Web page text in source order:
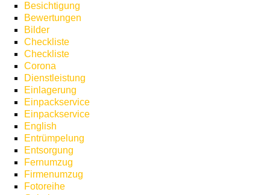
Besichtigung
Bewertungen
Bilder
Checkliste
Checkliste
Corona
Dienstleistung
Einlagerung
Einpackservice
Einpackservice
English
Entrümpelung
Entsorgung
Fernumzug
Firmenumzug
Fotoreihe